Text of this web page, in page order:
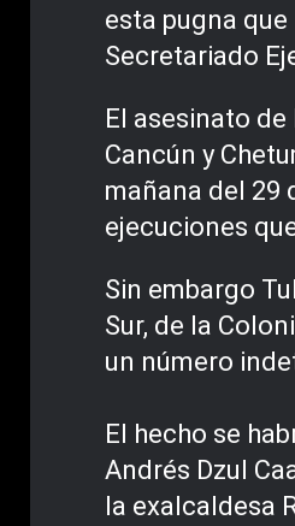
esta pugna
Secretariado
El asesinato
Cancún y
mañana del 29
ejecuciones
Sin embargo
Sur, de la
un número
El hecho se
Andrés Dzul
la exalcaldesa